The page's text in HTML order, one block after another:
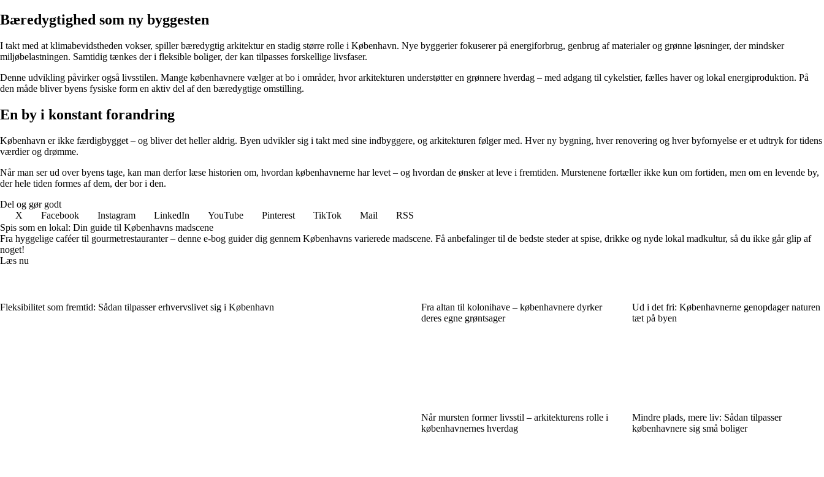
Bæredygtighed som ny byggesten
I takt med at klimabevidstheden vokser, spiller bæredygtig arkitektur en stadig større rolle i København. Nye byggerier fokuserer på energiforbrug, genbrug af materialer og grønne løsninger, der mindsker
miljøbelastningen. Samtidig tænkes der i fleksible boliger, der kan tilpasses forskellige livsfaser.
Denne udvikling påvirker også livsstilen. Mange københavnere vælger at bo i områder, hvor arkitekturen understøtter en grønnere hverdag – med adgang til cykelstier, fælles haver og lokal energiproduktion. På
den måde bliver byens fysiske form en aktiv del af den bæredygtige omstilling.
En by i konstant forandring
København er ikke færdigbygget – og bliver det heller aldrig. Byen udvikler sig i takt med sine indbyggere, og arkitekturen følger med. Hver ny bygning, hver renovering og hver byfornyelse er et udtryk for tidens
værdier og drømme.
Når man ser ud over byens tage, kan man derfor læse historien om, hvordan københavnerne har levet – og hvordan de ønsker at leve i fremtiden. Murstenene fortæller ikke kun om fortiden, men om en levende by,
der hele tiden formes af dem, der bor i den.
Del og gør godt
X
Facebook Instagram LinkedIn YouTube Pinterest TikTok Mail
RSS
Spis som en lokal: Din guide til Københavns madscene
Fra hyggelige caféer til gourmetrestauranter – denne e-bog guider dig gennem Københavns varierede madscene. Få anbefalinger til de bedste steder at spise, drikke og nyde lokal madkultur, så du ikke går glip af
noget!
Læs nu
Fleksibilitet som fremtid: Sådan tilpasser erhvervslivet sig i København
Fra altan til kolonihave – københavnere dyrker
deres egne grøntsager
Ud i det fri: Københavnerne genopdager naturen
tæt på byen
Når mursten former livsstil – arkitekturens rolle i
københavnernes hverdag
Mindre plads, mere liv: Sådan tilpasser
københavnere sig små boliger